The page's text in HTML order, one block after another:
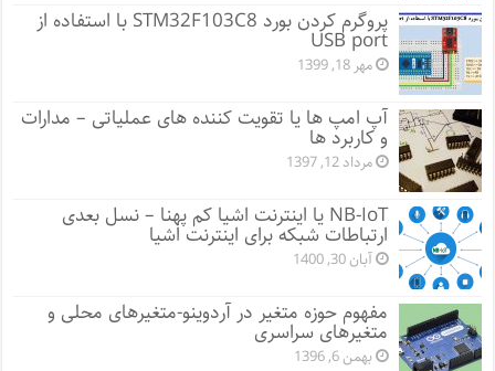
پروگرم کردن بورد STM32F103C8 با استفاده از
USB port
مهر 18, 1399
آپ امپ ها یا تقویت کننده های عملیاتی – مدارات
و کاربرد ها
مرداد 12, 1397
NB-IoT یا اینترنت اشیا کم پهنا – نسل بعدی
ارتباطات شبکه برای اینترنت اشیا
آبان 30, 1400
مفهوم حوزه متغیر در آردوینو-متغیرهای محلی و
متغیرهای سراسری
بهمن 6, 1396